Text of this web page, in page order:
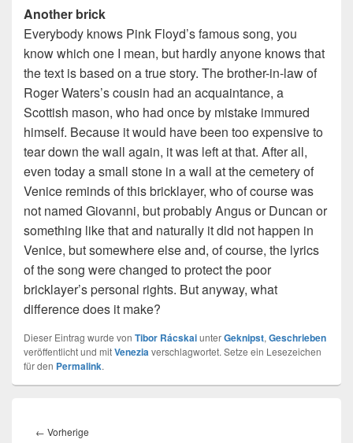
Another brick
Everybody knows Pink Floyd’s famous song, you
know which one I mean, but hardly anyone knows that
the text is based on a true story. The brother-in-law of
Roger Waters’s cousin had an acquaintance, a
Scottish mason, who had once by mistake immured
himself. Because it would have been too expensive to
tear down the wall again, it was left at that. After all,
even today a small stone in a wall at the cemetery of
Venice reminds of this bricklayer, who of course was
not named Giovanni, but probably Angus or Duncan or
something like that and naturally it did not happen in
Venice, but somewhere else and, of course, the lyrics
of the song were changed to protect the poor
bricklayer’s personal rights. But anyway, what
difference does it make?
Dieser Eintrag wurde von Tibor RácskaiunterGeknipst, Geschrieben
veröffentlicht und mitVenezia verschlagwortet. Setze ein Lesezeichen
für den Permalink.
← Vorherige